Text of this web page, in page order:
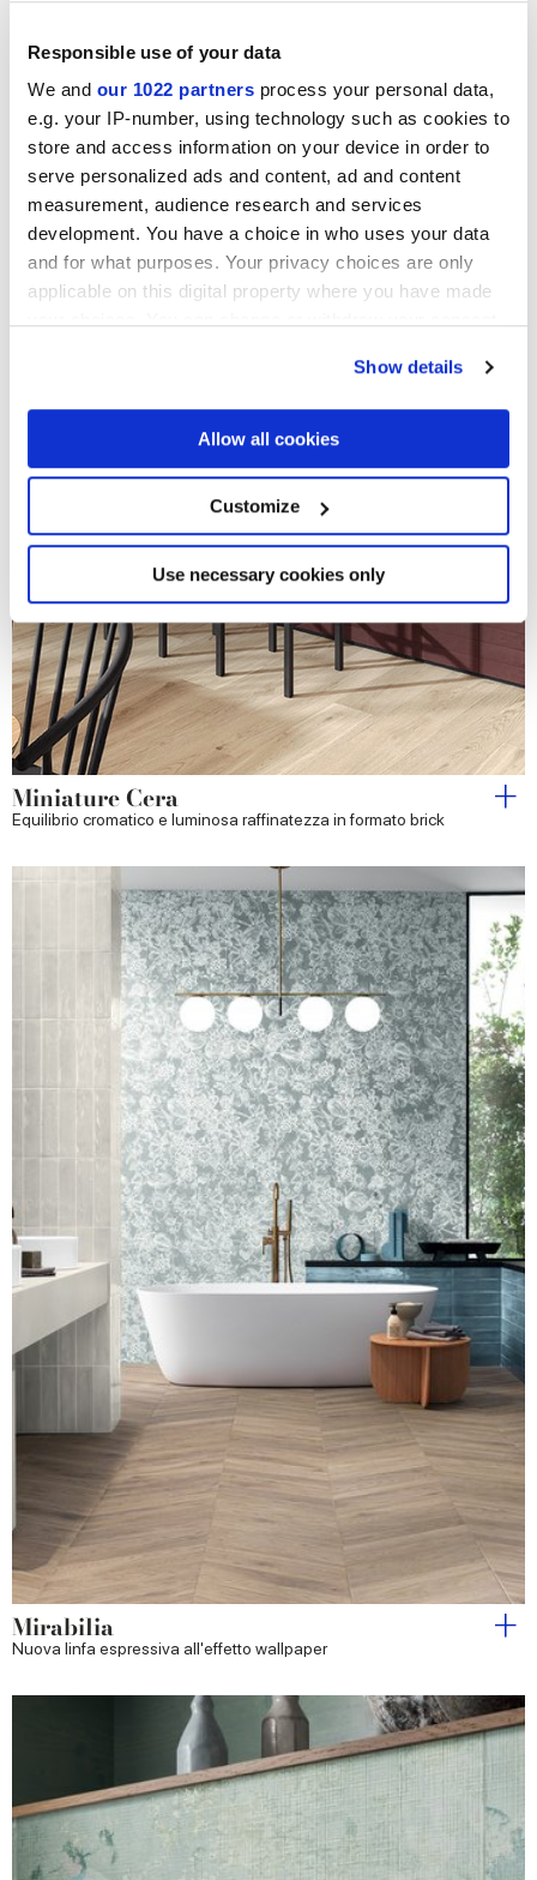
Responsible use of your data
We and our 1022 partners process your personal data,
e.g. your IP-number, using technology such as cookies to
store and access information on your device in order to
serve personalized ads and content, ad and content
measurement, audience research and services
development. You have a choice in who uses your data
and for what purposes. Your privacy choices are only
applicable on this digital property where you have made
If you allow, we would also like to:
Collect information about your geographical
location which can be accurate to within several
Identify your device by actively scanning it for
specific characteristics (fingerprinting)
Find out more about how your personal data is processed
and set your preferences in thedetails section.
We use cookies to personalise content and ads, to
provide social media features and to analyse our traffic.
We also share information about your use of our site with
our social media, advertising and analytics partners who
may combine it with other information that you’ve
provided to them or that they’ve collected from your use
of their services.
Show details
Allow all cookies
Customize
Use necessary cookies only
Miniature Cera
Equilibrio cromatico e luminosa raffinatezza in formato brick
Mirabilia
Nuova linfa espressiva all'effetto wallpaper